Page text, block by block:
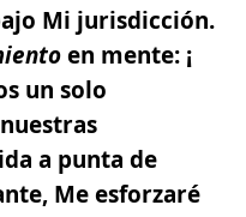
Mi jurisdicción.
en mente: ¡
un solo
a punta de
Me esforzaré